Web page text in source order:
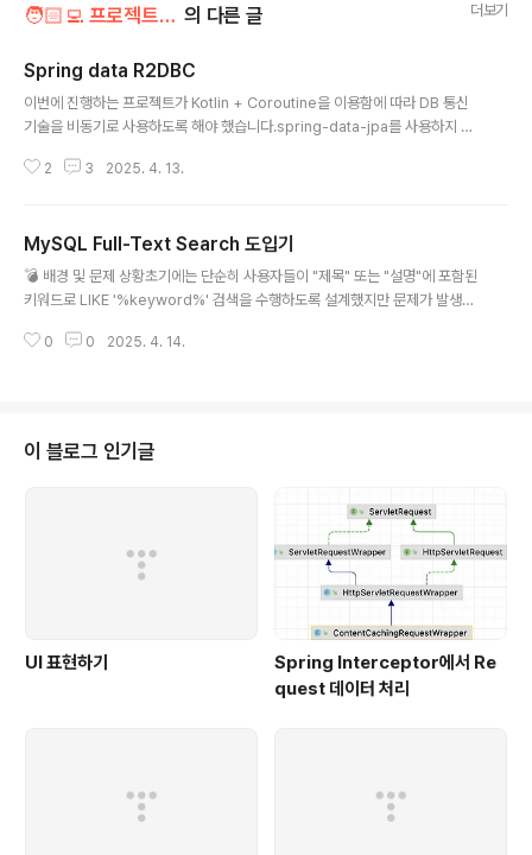
🧑🏻‍💻 프로젝트/beomstory 의 다른 글 더보기
Spring data R2DBC
이번에 진행하는 프로젝트가 Kotlin + Coroutine을 이용함에 따라 DB 통신
기술을 비동기로 사용하도록 해야 했습니다.spring-data-jpa를 사용하지 못
니다.📌 Hibernate ReactiveHibernate Reactive는 JPA의 Reactive
me shared transaction context. However, notice that the transact
ion is a resource loca..
2 3 2025. 4. 13.
MySQL Full-Text Search 도입기
💣 배경 및 문제 상황초기에는 단순히 사용자들이 "제목" 또는 "설명"에 포함된
키워드로 LIKE '%keyword%' 검색을 수행하도록 설계했지만 문제가 발생🔸
escription LIKE '%keyword%';실제 사용한 쿼리는 아니지만 이런 식으로
MESTAMP DEFAULT CUR..
0 0 2025. 4. 14.
이 블로그 인기글
UI 표현하기
Spring Interceptor에서 Re
quest 데이터 처리